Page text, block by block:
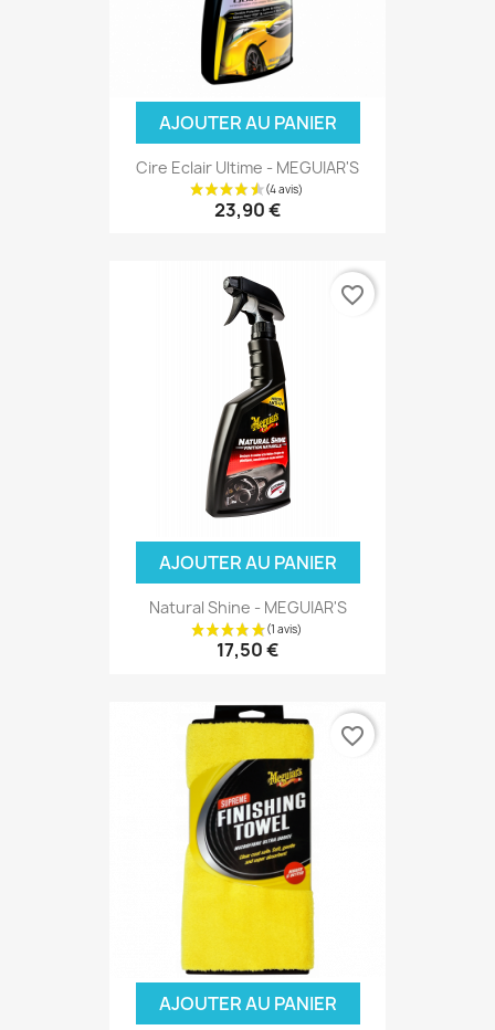
AJOUTER AU PANIER
Cire Eclair Ultime - MEGUIAR'S
23,90 €
AJOUTER AU PANIER
Natural Shine - MEGUIAR'S
17,50 €
favorite_border
AJOUTER AU PANIER
favorite_border